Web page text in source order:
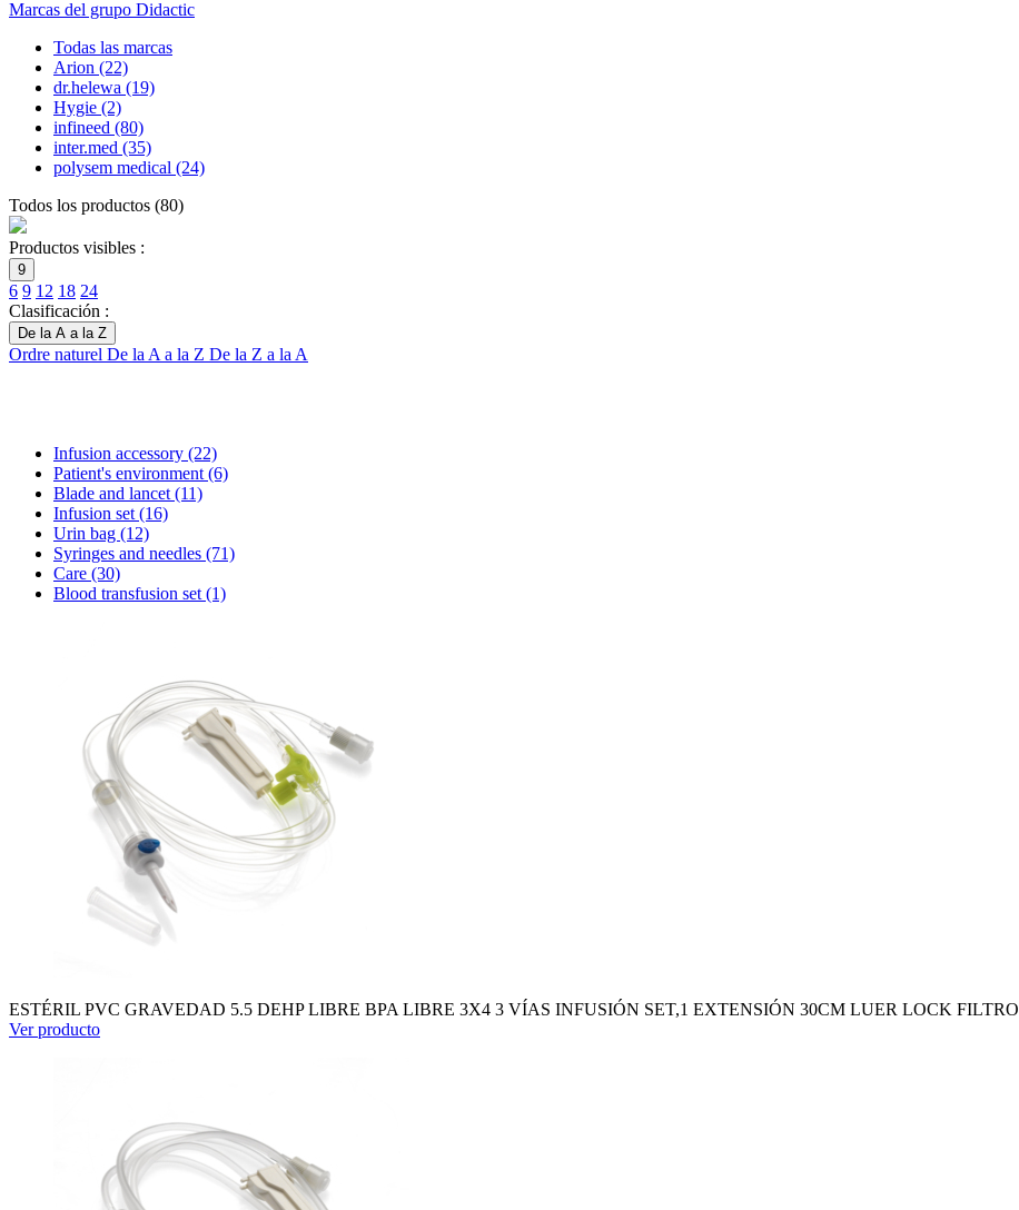
Marcas del grupo Didactic
Todas las marcas
Arion (22)
dr.helewa (19)
Hygie (2)
infineed (80)
inter.med (35)
polysem medical (24)
Todos los productos (80)
Productos visibles :
9
6 9 12 18 24
Clasificación :
De la A a la Z
Ordre naturel De la A a la Z De la Z a la A
Infusion accessory (22)
Patient's environment (6)
Blade and lancet (11)
Infusion set (16)
Urin bag (12)
Syringes and needles (71)
Care (30)
Blood transfusion set (1)
ESTÉRIL PVC GRAVEDAD 5.5 DEHP LIBRE BPA LIBRE 3X4 3 VÍAS INFUSIÓN SET,1 EXTENSIÓN 30CM LUER LOCK
Ver producto